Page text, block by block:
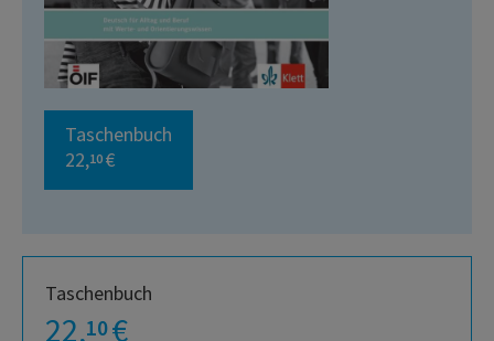
Taschenbuch
22,10 €
Taschenbuch
22,10€